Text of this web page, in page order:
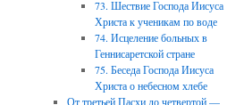
73. Шествие Господа Иисуса
Христа к ученикам по воде
74. Исцеление больных в
Геннисаретской стране
75. Беседа Господа Иисуса
Христа о небесном хлебе
От третьей Пасхи до четвертой —